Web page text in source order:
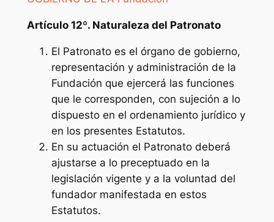
Artículo 12º. Naturaleza del Patronato
El Patronato es el órgano de gobierno,
representación y administración de la
Fundación que ejercerá las funciones
que le corresponden, con sujeción a lo
dispuesto en el ordenamiento jurídico y
en los presentes Estatutos.
En su actuación el Patronato deberá
ajustarse a lo preceptuado en la
legislación vigente y a la voluntad del
fundador manifestada en estos
Estatutos.